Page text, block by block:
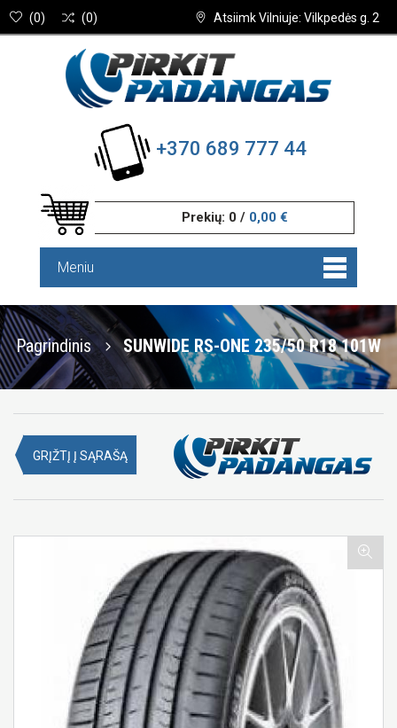
Atsiimk Vilniuje: Vilkpedės g. 2
(0) (0)
+370 689 777 44
Prekių: 0 / 0,00 €
Meniu
Pagrindinis SUNWIDE RS-ONE 235/50 R18 101W
GRĮŽTĮ Į SĄRAŠĄ